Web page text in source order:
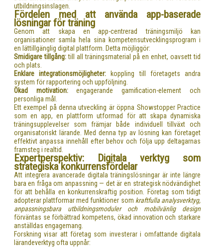
utbildningsinslagen.
Fördelen med att använda app-baserade
lösningar för träning
Genom att skapa en app-centrerad träningsmiljö kan
organisationer samla hela sina kompetensutvecklingsprogram i
en lättillgänglig digital plattform. Detta möjliggör:
Smidigare tillgång:till all träningsmaterial på en enhet, oavsett tid
och plats.
Enklare integrationsmöjligheter: koppling till företagets andra
system för rapportering och uppföljning.
Ökad motivation:engagerande gamification-element och
personliga mål.
Ett exempel på denna utveckling är öppna Showstopper Practice
som en app, en plattform utformad för att skapa dynamiska
träningsupplevelser som främjar både individuell tillväxt och
organisatoriskt lärande. Med denna typ av lösning kan företaget
effektivt anpassa innehåll efter behov och följa upp deltagarnas
framsteg i realtid.
Expertperspektiv: Digitala verktyg som
strategiska konkurrensfördelar
Att integrera avancerade digitala träningslösningar är inte längre
bara en fråga om anpassning — det är en strategisk nödvändighet
för att behålla en konkurrenskraftig position. Företag som tidigt
adopterar plattformar med funktioner som kraftfulla analysverktyg,
anpassningsbara utbildningsmoduler och mobilvänlig design
förväntas se förbättrad kompetens, ökad innovation och starkare
anställdas engagemang.
Forskning visar att företag som investerar i omfattande digitala
lärandeverktyg ofta uppnår: